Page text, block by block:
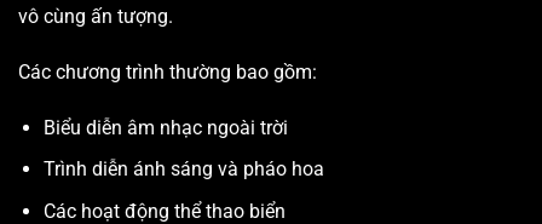
vô cùng ấn tượng.
Các chương trình thường bao gồm:
Biểu diễn âm nhạc ngoài trời
Trình diễn ánh sáng và pháo hoa
Các hoạt động thể thao biển